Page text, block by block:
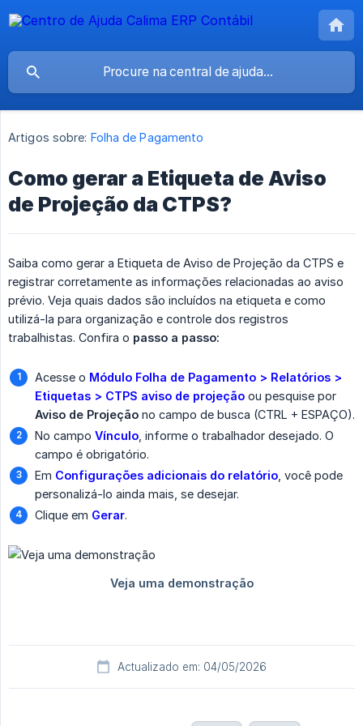
Artigos sobre: Folha de Pagamento
Como gerar a Etiqueta de Aviso
de Projeção da CTPS?
Saiba como gerar a Etiqueta de Aviso de Projeção da CTPS e
registrar corretamente as informações relacionadas ao aviso
prévio. Veja quais dados são incluídos na etiqueta e como
utilizá-la para organização e controle dos registros
trabalhistas. Confira o passo a passo:
Acesse o Módulo Folha de Pagamento > Relatórios >
Etiquetas > CTPS aviso de projeção ou pesquise por
Aviso de Projeção no campo de busca (CTRL + ESPAÇO).
No campo Vínculo , informe o trabalhador desejado. O
campo é obrigatório.
Em Configurações adicionais do relatório , você pode
personalizá-lo ainda mais, se desejar.
Clique em Gerar.
Actualizado em: 04/05/2026